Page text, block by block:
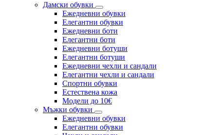
Дамски обувки
Eжедневни обувки
Eлегантни обувки
Eжедневни боти
Eлегантни боти
Eжедневни ботуши
Eлегантни ботуши
Ежедневни чехли и сандали
Елегантни чехли и сандали
Спортни обувки
Естествена кожа
Модели до 10€
Мъжки обувки
Ежедневни обувки
Елегантни обувки